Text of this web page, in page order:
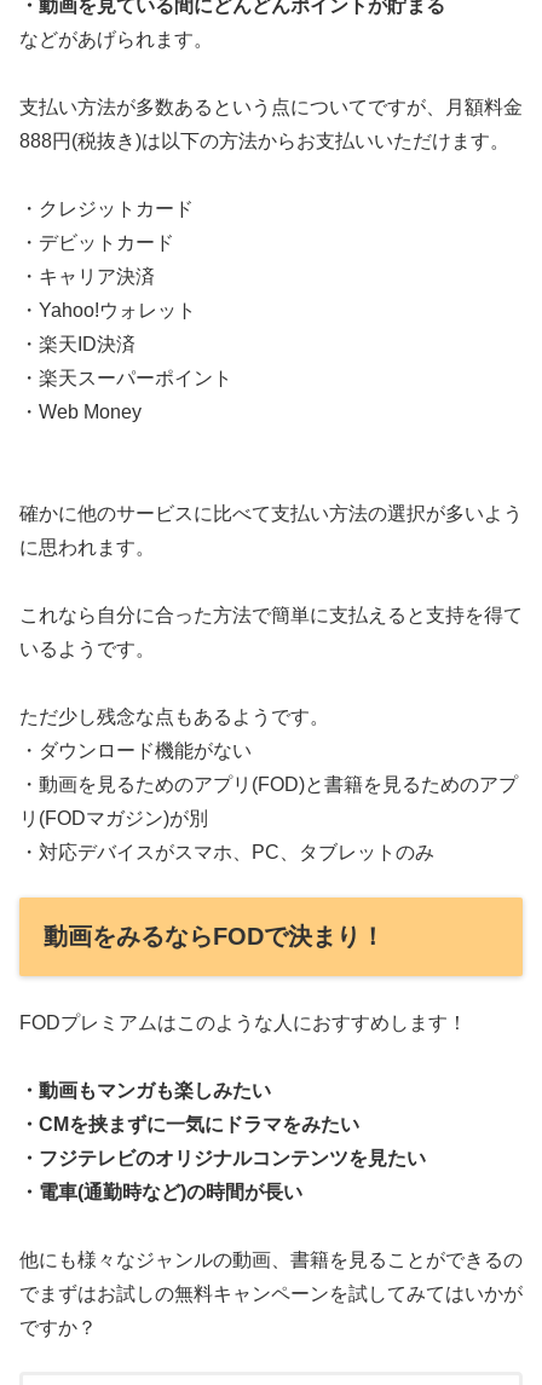
・動画を見ている間にどんどんポイントが貯まる
などがあげられます。
支払い方法が多数あるという点についてですが、月額料金
888円(税抜き)は以下の方法からお支払いいただけます。
・クレジットカード
・デビットカード
・キャリア決済
・Yahoo!ウォレット
・楽天ID決済
・楽天スーパーポイント
・Web Money
確かに他のサービスに比べて支払い方法の選択が多いよう
に思われます。
これなら自分に合った方法で簡単に支払えると支持を得て
いるようです。
ただ少し残念な点もあるようです。
・ダウンロード機能がない
・動画を見るためのアプリ(FOD)と書籍を見るためのアプ
リ(FODマガジン)が別
・対応デバイスがスマホ、PC、タブレットのみ
動画をみるならFODで決まり！
FODプレミアムはこのような人におすすめします！
・動画もマンガも楽しみたい
・CMを挟まずに一気にドラマをみたい
・フジテレビのオリジナルコンテンツを見たい
・電車(通勤時など)の時間が長い
他にも様々なジャンルの動画、書籍を見ることができるの
でまずはお試しの無料キャンペーンを試してみてはいかが
ですか？